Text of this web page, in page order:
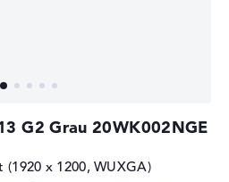
G2 Grau 20WK002NGE
x 1200, WUXGA)